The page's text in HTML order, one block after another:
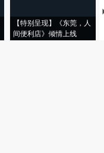
【特别呈现】《东莞，人
间便利店》倾情上线